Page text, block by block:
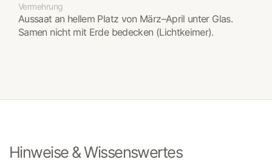
Vermehrung
Aussaat an hellem Platz von März–April unter Glas.
Samen nicht mit Erde bedecken (Lichtkeimer).
Hinweise & Wissenswertes